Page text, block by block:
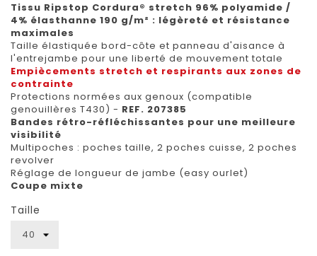
Tissu Ripstop Cordura® stretch 96% polyamide /
4% élasthanne 190 g/m² : légèreté et résistance
maximales
Taille élastiquée bord-côte et panneau d'aisance à
l'entrejambe pour une liberté de mouvement totale
Empiècements stretch et respirants aux zones de
contrainte
Protections normées aux genoux (compatible
genouillères T430) - REF. 207385
Bandes rétro-réfléchissantes pour une meilleure
visibilité
Multipoches : poches taille, 2 poches cuisse, 2 poches
revolver
Réglage de longueur de jambe (easy ourlet)
Coupe mixte
Taille